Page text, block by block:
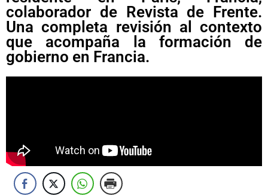
colaborador de Revista de Frente.
Una completa revisión al contexto
que acompaña la formación de
gobierno en Francia.